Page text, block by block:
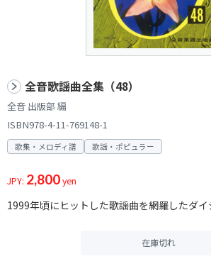
全音歌謡曲全集（48）
全音 出版部 編
ISBN978-4-11-769148-1
歌集・メロディ譜 歌謡・ポピュラー
JPY: 2,800yen
1999年頃にヒットした歌謡曲を網羅したダイ
在庫切れ